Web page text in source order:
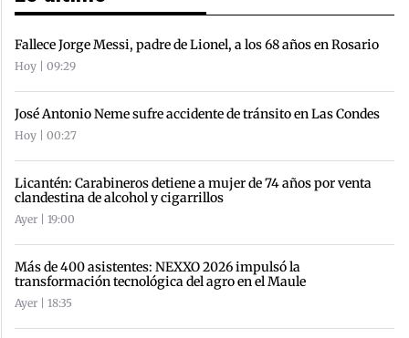
Fallece Jorge Messi, padre de Lionel, a los 68 años en Rosario
Hoy | 09:29
José Antonio Neme sufre accidente de tránsito en Las Condes
Hoy | 00:27
Licantén: Carabineros detiene a mujer de 74 años por venta
clandestina de alcohol y cigarrillos
Ayer | 19:00
Más de 400 asistentes: NEXXO 2026 impulsó la
transformación tecnológica del agro en el Maule
Ayer | 18:35